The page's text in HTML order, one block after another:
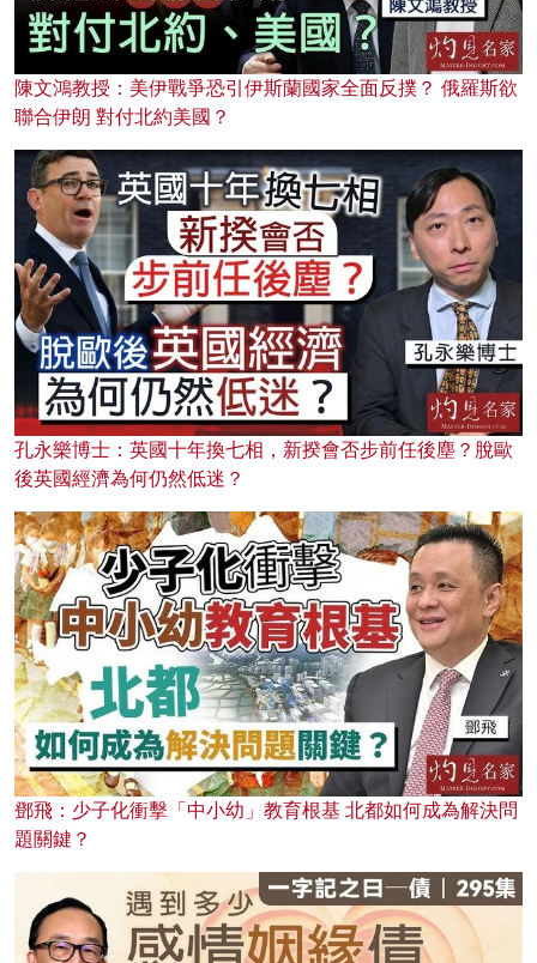
陳文鴻教授：美伊戰爭恐引伊斯蘭國家全面反撲？ 俄羅斯欲
聯合伊朗 對付北約美國？
孔永樂博士：英國十年換七相，新揆會否步前任後塵？脫歐
後英國經濟為何仍然低迷？
鄧飛：少子化衝擊「中小幼」教育根基 北都如何成為解決問
題關鍵？